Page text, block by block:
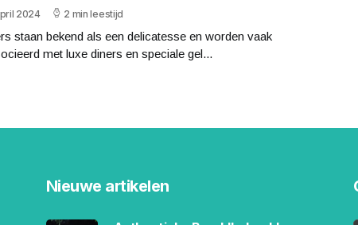
2024 2 min leestijd
staan bekend als een delicatesse en worden vaak
met luxe diners en speciale gel...
Nieuwe artikelen